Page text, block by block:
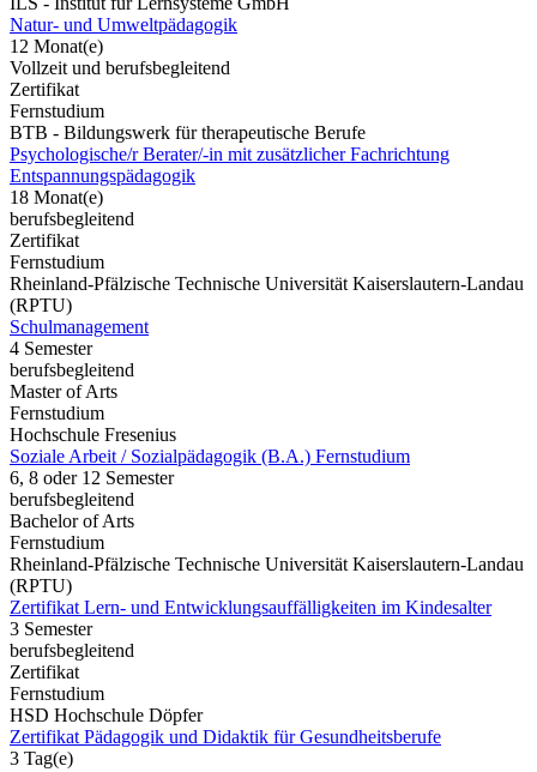
Natur- und Umweltpädagogik
12 Monat(e)
Vollzeit und berufsbegleitend
Zertifikat
Fernstudium
BTB - Bildungswerk für therapeutische Berufe
Psychologische/r Berater/-in mit zusätzlicher Fachrichtung
Entspannungspädagogik
18 Monat(e)
berufsbegleitend
Zertifikat
Fernstudium
Rheinland-Pfälzische Technische Universität Kaiserslautern-Landau
(RPTU)
Schulmanagement
4 Semester
berufsbegleitend
Master of Arts
Fernstudium
Hochschule Fresenius
Soziale Arbeit / Sozialpädagogik (B.A.) Fernstudium
6, 8 oder 12 Semester
berufsbegleitend
Bachelor of Arts
Fernstudium
Rheinland-Pfälzische Technische Universität Kaiserslautern-Landau
(RPTU)
Zertifikat Lern- und Entwicklungsauffälligkeiten im Kindesalter
3 Semester
berufsbegleitend
Zertifikat
Fernstudium
HSD Hochschule Döpfer
Zertifikat Pädagogik und Didaktik für Gesundheitsberufe
3 Tag(e)